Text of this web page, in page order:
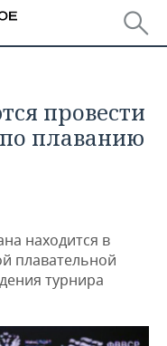
провести
плаванию
находится в
плавательной
турнира